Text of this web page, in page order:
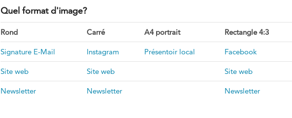
Quel format d'image?
Rond Carré A4 portrait Rectangle 4:3
Signature E-Mail Instagram Présentoir local Facebook
Site web Site web Site web
Newsletter Newsletter Newsletter